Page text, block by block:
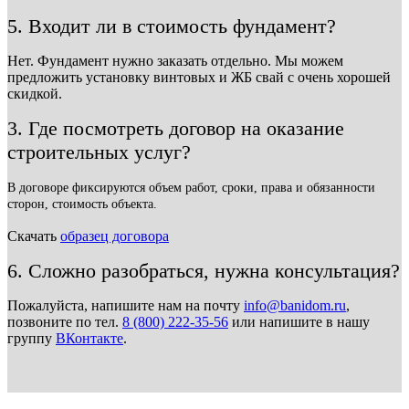
5. Входит ли в стоимость фундамент?
Нет. Фундамент нужно заказать отдельно. Мы можем
предложить установку винтовых и ЖБ свай с очень хорошей
скидкой.
3. Где посмотреть договор на оказание
строительных услуг?
В договоре фиксируются объем работ, сроки, права и обязанности
сторон, стоимость объекта.
Скачать образец договора
6. Сложно разобраться, нужна консультация?
Пожалуйста, напишите нам на почту info@banidom.ru,
позвоните по тел. 8 (800) 222-35-56 или напишите в нашу
группу ВКонтакте.